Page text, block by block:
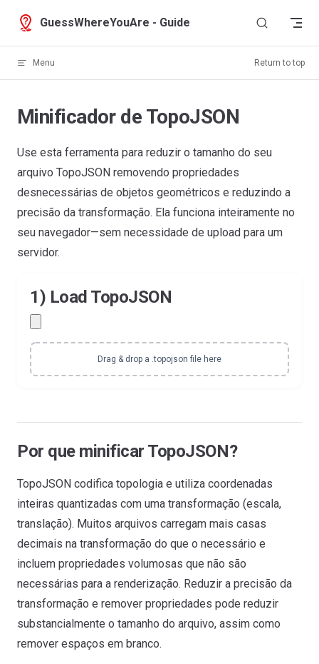
Skip to content
GuessWhereYouAre - Guide
Menu Return to top
Minificador de TopoJSON
Use esta ferramenta para reduzir o tamanho do seu
arquivo TopoJSON removendo propriedades
desnecessárias de objetos geométricos e reduzindo a
precisão da transformação. Ela funciona inteiramente no
seu navegador—sem necessidade de upload para um
servidor.
1) Load TopoJSON
Drag & drop a .topojson file here
Por que minificar TopoJSON?
TopoJSON codifica topologia e utiliza coordenadas
inteiras quantizadas com uma transformação (escala,
translação). Muitos arquivos carregam mais casas
decimais na transformação do que o necessário e
incluem propriedades volumosas que não são
necessárias para a renderização. Reduzir a precisão da
transformação e remover propriedades pode reduzir
substancialmente o tamanho do arquivo, assim como
remover espaços em branco.